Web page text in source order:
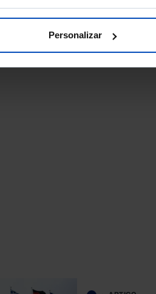
Personalizar